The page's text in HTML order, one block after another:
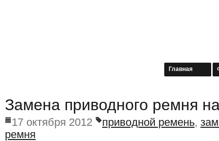
Главная
Замена приводного ремня
17 октября 2012 приводной ремень,
ремня